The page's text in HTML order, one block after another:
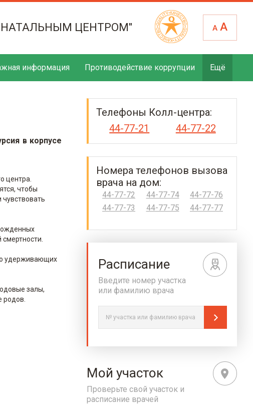
ЦЕНТРОМ" А А
информация Противодействие коррупции Ещё
в корпусе
центра.
чтобы
удерживающих
залы,
родов.
Телефоны Колл-центра:
44-77-21
44-77-22
Номера телефонов вызова
врача на дом:
44-77-72
44-77-73
44-77-74
44-77-75
44-77-76
44-77-77
Расписание
Введите номер участка
или фамилию врача
Мой участок
Проверьте свой участок и
расписание врачей